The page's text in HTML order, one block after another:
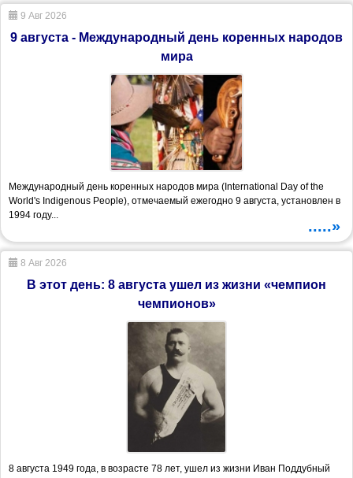
9 Авг 2026
9 августа - Международный день коренных народов
мира
Международный день коренных народов мира (International Day of the
World's Indigenous People), отмечаемый ежегодно 9 августа, установлен в
1994 году...
.....»
8 Авг 2026
В этот день: 8 августа ушел из жизни «чемпион
чемпионов»
8 августа 1949 года, в возрасте 78 лет, ушел из жизни Иван Поддубный